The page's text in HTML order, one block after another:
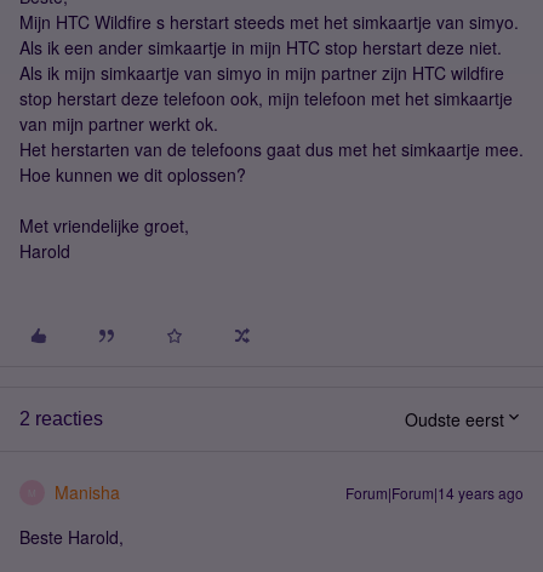
Mijn HTC Wildfire s herstart steeds met het simkaartje van simyo.
Als ik een ander simkaartje in mijn HTC stop herstart deze niet.
Als ik mijn simkaartje van simyo in mijn partner zijn HTC wildfire
stop herstart deze telefoon ook, mijn telefoon met het simkaartje
van mijn partner werkt ok.
Het herstarten van de telefoons gaat dus met het simkaartje mee.
Hoe kunnen we dit oplossen?
Met vriendelijke groet,
Harold
2 reacties Oudste eerst
Manisha Forum|Forum|14 years ago
Beste Harold,